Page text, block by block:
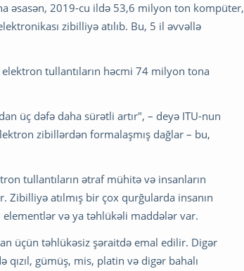
əsasən, 2019-cu ildə 53,6 milyon ton kompüter,
zibilliyə atılıb. Bu, 5 il əvvəllə
tullantıların həcmi 74 milyon tona
üç dəfə daha sürətli artır", – deyə ITU-nun
zibillərdən formalaşmış dağlar – bu,
tullantıların ətraf mühitə və insanların
Zibilliyə atılmış bir çox qurğularda insanın
və ya təhlükəli maddələr var.
üçün təhlükəsiz şəraitdə emal edilir. Digər
gümüş, mis, platin və digər bahalı